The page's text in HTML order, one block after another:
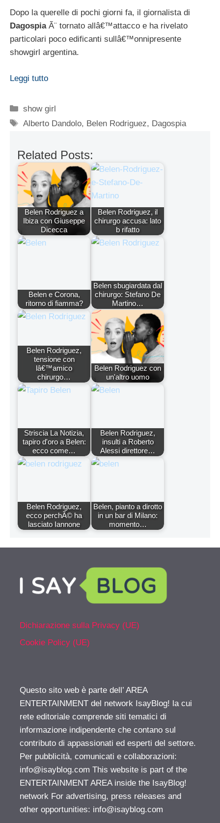
Dopo la querelle di pochi giorni fa, il giornalista di
DagospiaÃ¨ tornato allâ€™attacco e ha rivelato
particolari poco edificanti sullâ€™onnipresente
showgirl argentina.
Leggi tutto
Categorie
show girl
Tag
Alberto Dandolo, Belen Rodriguez, Dagospia
Related Posts:
Belen Rodriguez a
Ibiza con Giuseppe
Dicecca
Belen Rodriguez, il
chirurgo accusa: lato
b rifatto
Belen e Corona,
ritorno di fiamma?
Belen sbugiardata dal
chirurgo: Stefano De
Martino…
Belen Rodriguez,
tensione con
lâ€™amico
chirurgo…
Belen Rodriguez con
un'altro uomo
Striscia La Notizia,
tapiro d'oro a Belen:
ecco come…
Belen Rodriguez,
insulti a Roberto
Alessi direttore…
Belen Rodriguez,
ecco perchÃ© ha
lasciato Iannone
Belen, pianto a dirotto
in un bar di Milano:
momento…
Dichiarazione sulla Privacy (UE)
Cookie Policy (UE)
Questo sito web è parte dell’ AREA
ENTERTAINMENT del network IsayBlog! la cui
rete editoriale comprende siti tematici di
informazione indipendente che contano sul
contributo di appassionati ed esperti del settore.
Per pubblicità, comunicati e collaborazioni:
info@isayblog.com This website is part of the
ENTERTAINMENT AREA inside the IsayBlog!
network For advertising, press releases and
other opportunities: info@isayblog.com